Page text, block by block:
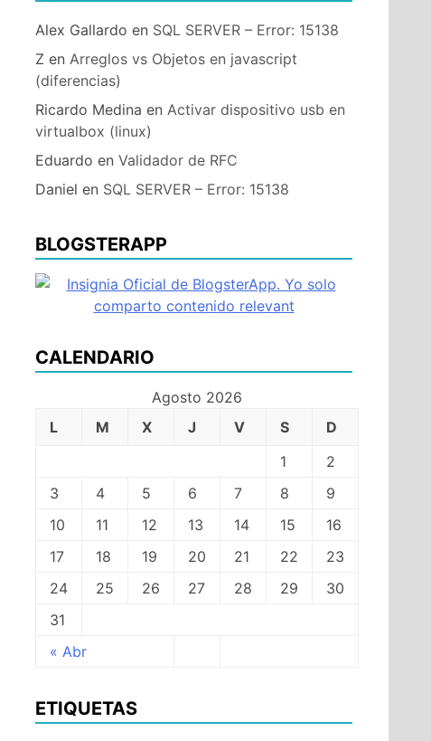
Alex Gallardo en SQL SERVER – Error: 15138
Z en Arreglos vs Objetos en javascript
(diferencias)
Ricardo Medina en Activar dispositivo usb en
virtualbox (linux)
Eduardo en Validador de RFC
Daniel en SQL SERVER – Error: 15138
BLOGSTERAPP
CALENDARIO
Agosto 2026
L
M X J V S D
« Abr
1
2
3
4 5 6 7 8
9
10
11 12 13 14 15
16
17
18 19 20 21 22
23
24
25 26 27 28 29
30
31
ETIQUETAS